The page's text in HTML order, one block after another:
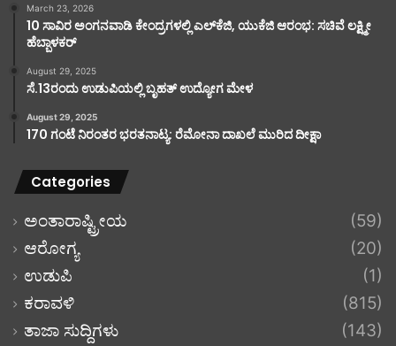
March 23, 2026
10 ಸಾವಿರ ಅಂಗನವಾಡಿ ಕೇಂದ್ರಗಳಲ್ಲಿ ಎಲ್‌ಕೆಜಿ, ಯುಕೆಜಿ ಆರಂಭ: ಸಚಿವೆ ಲಕ್ಷ್ಮೀ
ಹೆಬ್ಬಾಳಕರ್
August 29, 2025
ಸೆ.13ರಂದು ಉಡುಪಿಯಲ್ಲಿ ಬೃಹತ್ ಉದ್ಯೋಗ ಮೇಳ
August 29, 2025
170 ಗಂಟೆ ನಿರಂತರ ಭರತನಾಟ್ಯ: ರೆಮೋನಾ ದಾಖಲೆ ಮುರಿದ ದೀಕ್ಷಾ
Categories
ಅಂತಾರಾಷ್ಟ್ರೀಯ
(59)
ಆರೋಗ್ಯ
(20)
ಉಡುಪಿ
(1)
ಕರಾವಳಿ
(815)
ತಾಜಾ ಸುದ್ದಿಗಳು
(143)